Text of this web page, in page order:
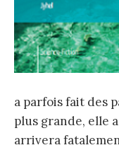
a parfois fait des
plus grande, elle
arrivera